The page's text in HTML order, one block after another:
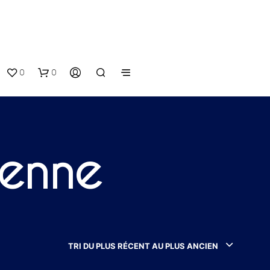
0 0
R
TRI DU PLUS RÉCENT AU PLUS ANCIEN